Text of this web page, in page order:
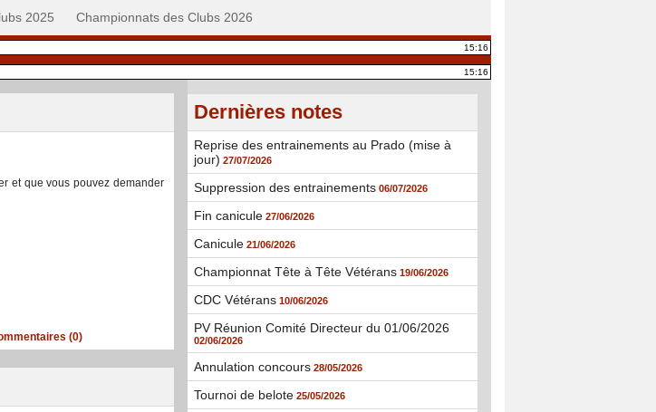
2025 Championnats des Clubs 2026
15:16
15:16
et que vous pouvez demander
(0)
Dernières notes
Reprise des entrainements au Prado (mise à
jour) 27/07/2026
Suppression des entrainements 06/07/2026
Fin canicule 27/06/2026
Canicule 21/06/2026
Championnat Tête à Tête Vétérans 19/06/2026
CDC Vétérans 10/06/2026
PV Réunion Comité Directeur du 01/06/2026
02/06/2026
Annulation concours 28/05/2026
Tournoi de belote 25/05/2026